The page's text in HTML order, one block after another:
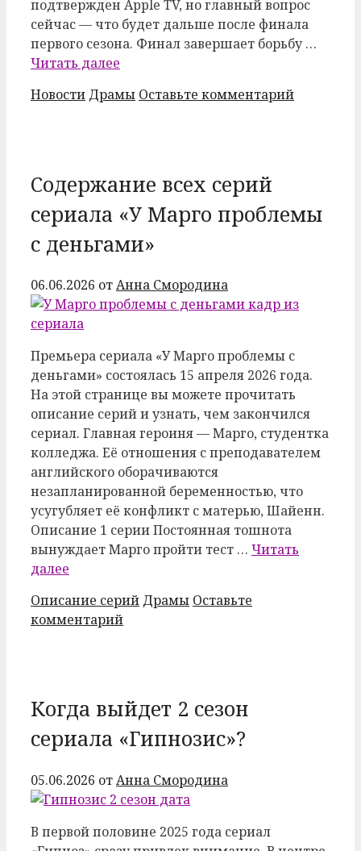
подтвержден Apple TV, но главный вопрос
сейчас — что будет дальше после финала
первого сезона. Финал завершает борьбу …
Читать далее
Рубрики
Новости Метки
Драмы Оставьте комментарий
Содержание всех серий
сериала «У Марго проблемы
с деньгами»
06.06.2026 отАнна Смородина
Премьера сериала «У Марго проблемы с
деньгами» состоялась 15 апреля 2026 года.
На этой странице вы можете прочитать
описание серий и узнать, чем закончился
сериал. Главная героиня — Марго, студентка
колледжа. Её отношения с преподавателем
английского оборачиваются
незапланированной беременностью, что
усугубляет её конфликт с матерью, Шайенн.
Описание 1 серии Постоянная тошнота
вынуждает Марго пройти тест … Читать
далее
Рубрики
Описание серий Метки
Драмы Оставьте
комментарий
Когда выйдет 2 сезон
сериала «Гипнозис»?
05.06.2026 отАнна Смородина
В первой половине 2025 года сериал